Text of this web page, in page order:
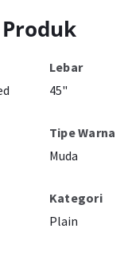
Lebar
45"
Tipe Warna
Muda
Kategori
Plain